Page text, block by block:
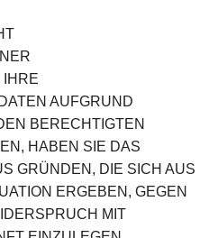
IHRE
AUFGRUND
BERECHTIGTEN
HABEN SIE DAS
GRÜNDEN, DIE SICH AUS
ERGEBEN, GEGEN
MIT